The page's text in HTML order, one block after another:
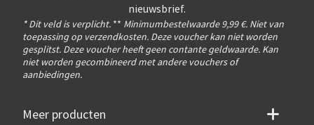
nieuwsbrief.
* Dit veld is verplicht. ** Minimumbestelwaarde 9,99 €. Niet van
toepassing op verzendkosten. Deze voucher kan niet worden
gesplitst. Deze voucher heeft geen contante geldwaarde. Kan
niet worden gecombineerd met andere vouchers of
aanbiedingen.
Meer producten